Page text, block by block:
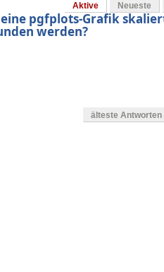
Aktive Neueste
pgfplots-Grafik
werden?
älteste Antworten